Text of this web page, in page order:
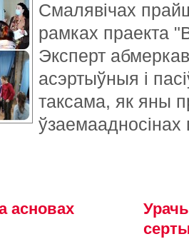
Смалявічах
рамках праекта
Эксперт
асэртыўныя і
таксама, як яны
асновах